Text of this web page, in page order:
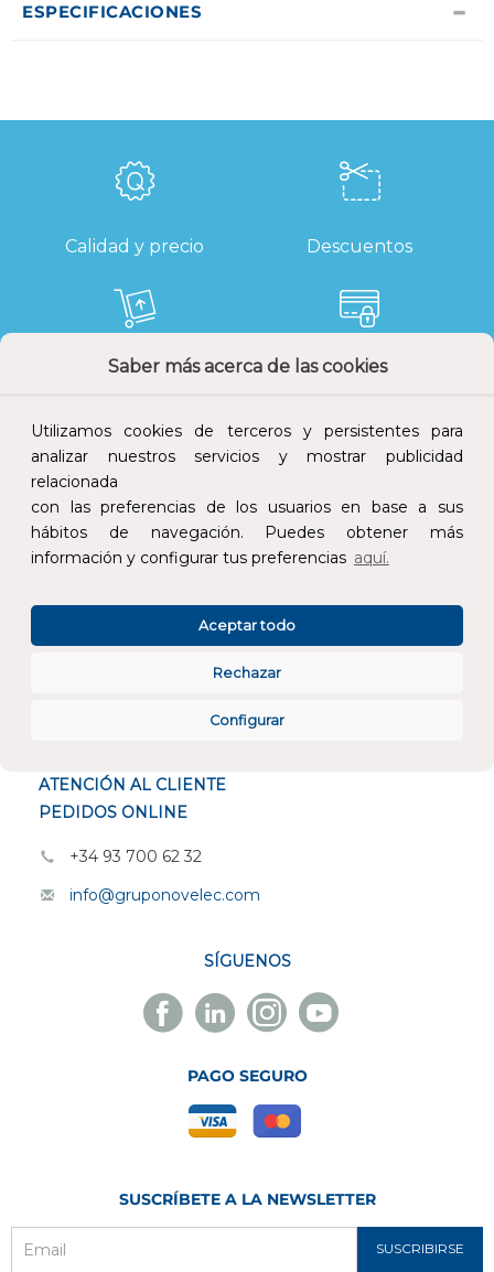
Saber más acerca de las cookies
Utilizamos cookies de terceros y persistentes para
analizar nuestros servicios y mostrar publicidad
relacionada
con las preferencias de los usuarios en base a sus
hábitos de navegación. Puedes obtener más
información y configurar tus preferencias aquí.
Configurar
Rechazar
Aceptar todo
ESPECIFICACIONES
Calidad y precio Descuentos
Devoluciones Pago seguro
Atención al cliente
ATENCIÓN AL CLIENTE
PEDIDOS ONLINE
+34 93 700 62 32
info@gruponovelec.com
SÍGUENOS
Facebook
Novelec
Linkedin
Novelec
Instagram
Novelec
Youtube
Novelec
PAGO SEGURO
SUSCRÍBETE A LA NEWSLETTER
SUSCRIBIRSE